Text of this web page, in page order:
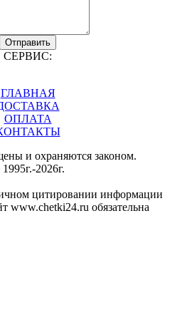
Отправить
СЕРВИС:
ГЛАВНАЯ
ОПЛАТА
и охраняются законом.
2026г.
цитировании информации
www.chetki24.ru обязательна